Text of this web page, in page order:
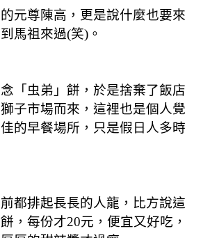
元尊陳高，更是說什麼也要來
馬祖來過(笑)。
「虫弟」餅，於是捨棄了飯店
子市場而來，這裡也是個人覺
的早餐場所，只是假日人多時
都排起長長的人龍，比方說這
，每份才20元，便宜又好吃，